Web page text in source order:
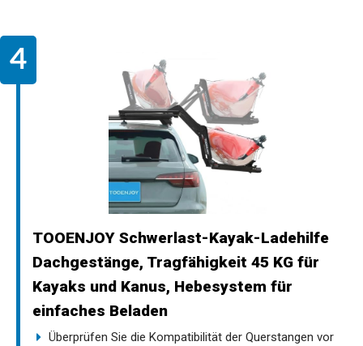
TOOENJOY Schwerlast-Kayak-Ladehilfe
Dachgestänge, Tragfähigkeit 45 KG für
Kayaks und Kanus, Hebesystem für
einfaches Beladen
Überprüfen Sie die Kompatibilität der Querstangen vor